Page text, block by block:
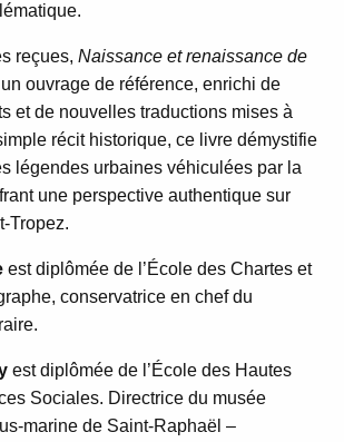
reçues, Naissance et renaissance de
ouvrage de référence, enrichi de
et de nouvelles traductions mises à
récit historique, ce livre démystifie
légendes urbaines véhiculées par la
une perspective authentique sur
Tropez.
est diplômée de l’École des Chartes et
conservatrice en chef du
est diplômée de l’École des Hautes
Sociales. Directrice du musée
marine de Saint-Raphaël –